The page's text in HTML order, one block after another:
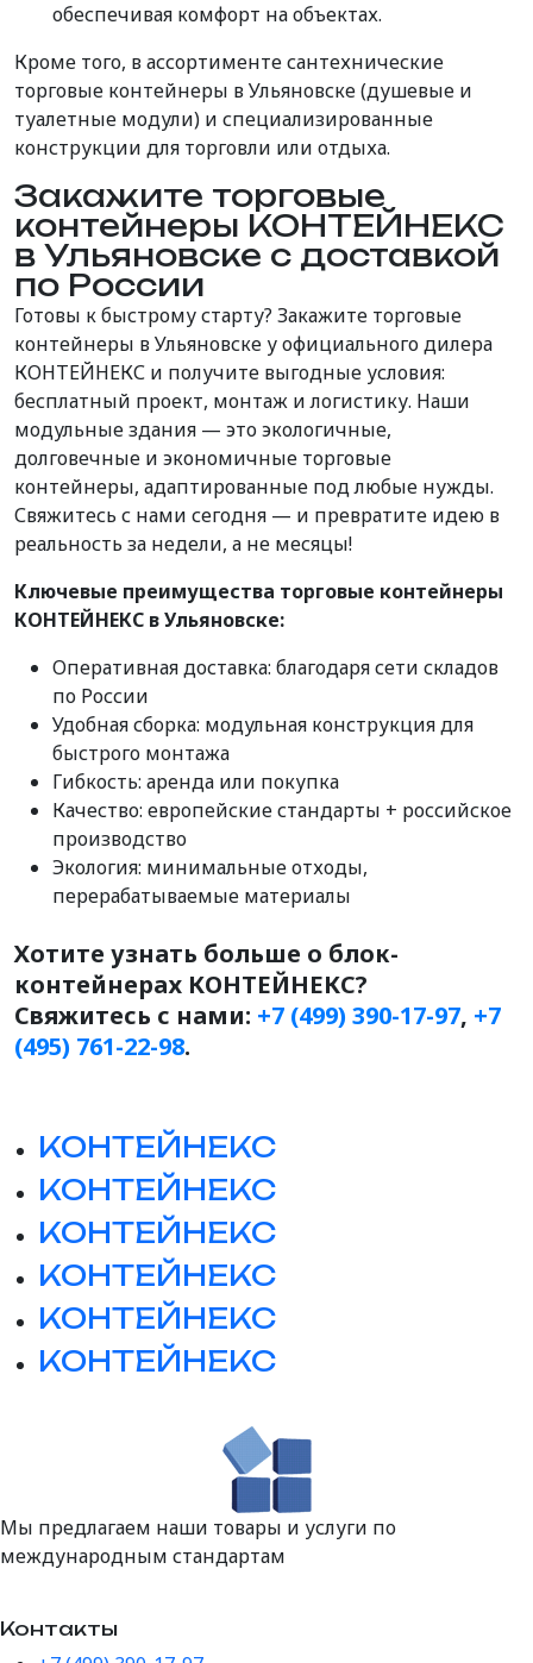
обеспечивая комфорт на объектах.
Кроме того, в ассортименте сантехнические
торговые контейнеры в Ульяновске (душевые и
туалетные модули) и специализированные
конструкции для торговли или отдыха.
Закажите торговые
контейнеры КОНТЕЙНЕКС
в Ульяновске с доставкой
по России
Готовы к быстрому старту? Закажите торговые
контейнеры в Ульяновске у официального дилера
КОНТЕЙНЕКС и получите выгодные условия:
бесплатный проект, монтаж и логистику. Наши
модульные здания — это экологичные,
долговечные и экономичные торговые
контейнеры, адаптированные под любые нужды.
Свяжитесь с нами сегодня — и превратите идею в
реальность за недели, а не месяцы!
Ключевые преимущества торговые контейнеры
КОНТЕЙНЕКС в Ульяновске:
Оперативная доставка: благодаря сети складов
по России
Удобная сборка: модульная конструкция для
быстрого монтажа
Гибкость: аренда или покупка
Качество: европейские стандарты + российское
производство
Экология: минимальные отходы,
перерабатываемые материалы
Хотите узнать больше о блок-
контейнерах КОНТЕЙНЕКС?
Свяжитесь с нами: +7 (499) 390-17-97, +7
(495) 761-22-98.
КОНТЕЙНЕКС
КОНТЕЙНЕКС
КОНТЕЙНЕКС
КОНТЕЙНЕКС
КОНТЕЙНЕКС
КОНТЕЙНЕКС
Мы предлагаем наши товары и услуги по
международным стандартам
Контакты